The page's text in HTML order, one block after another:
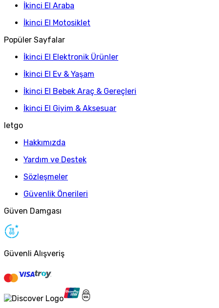
İkinci El Araba
İkinci El Motosiklet
Popüler Sayfalar
İkinci El Elektronik Ürünler
İkinci El Ev & Yaşam
İkinci El Bebek Araç & Gereçleri
İkinci El Giyim & Aksesuar
letgo
Hakkımızda
Yardım ve Destek
Sözleşmeler
Güvenlik Önerileri
Güven Damgası
Güvenli Alışveriş